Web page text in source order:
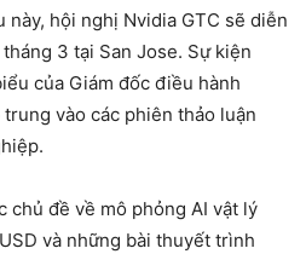
hội nghị Nvidia GTC sẽ diễn
3 tại San Jose. Sự kiện
của Giám đốc điều hành
vào các phiên thảo luận
chủ đề về mô phỏng AI vật lý
và những bài thuyết trình